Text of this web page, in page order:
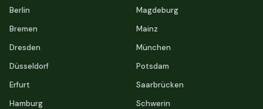
Berlin
Bremen
Dresden
Düsseldorf
Erfurt
Hamburg
Magdeburg
Mainz
München
Potsdam
Saarbrücken
Schwerin